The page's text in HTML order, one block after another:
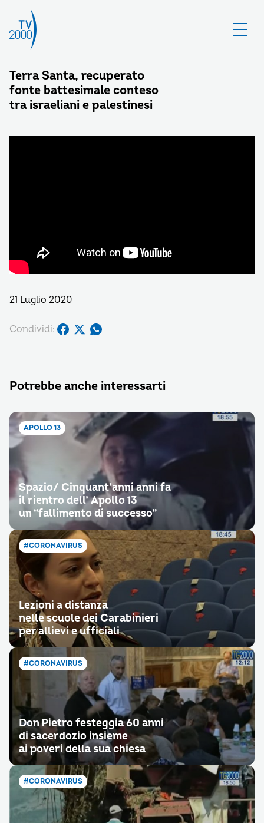
Terra Santa, recuperato
fonte battesimale conteso
tra israeliani e palestinesi
21 Luglio 2020
Condividi:
Potrebbe anche interessarti
APOLLO 13
Spazio/ Cinquant’anni anni fa
il rientro dell’ Apollo 13
un “fallimento di successo”
#CORONAVIRUS
Lezioni a distanza
nelle scuole dei Carabinieri
per allievi e ufficiali
#CORONAVIRUS
Don Pietro festeggia 60 anni
di sacerdozio insieme
ai poveri della sua chiesa
#CORONAVIRUS